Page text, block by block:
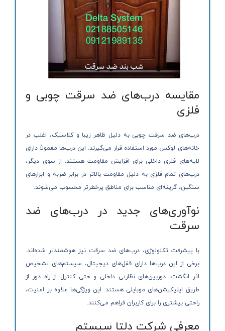
مقایسه درب‌های ضد سرقت چوبی و
فلزی
درب‌های ضد سرقت چوبی به دلیل ظاهر زیبا و کلاسیک، اغلب در
خانه‌های لوکس مورد استفاده قرار می‌گیرند. این درب‌ها معمولاً دارای
لایه‌های فلزی داخلی برای افزایش مقاومت هستند. از سوی دیگر،
درب‌های تمام فلزی به دلیل مقاومت بالاتر در برابر ضربه و ابزارهای
سنگین، گزینه‌ای مناسب برای مناطق پرخطرتر محسوب می‌شوند.
نوآوری‌های جدید در درب‌های ضد
سرقت
با پیشرفت تکنولوژی، درب‌های ضد سرقت نیز هوشمندتر شده‌اند.
برخی از این درب‌ها دارای قفل‌های دیجیتال، سیستم‌های تشخیص
اثر انگشت، دوربین‌های نظارتی داخلی و حتی کنترل از راه دور از
طریق اپلیکیشن‌های موبایلی هستند. این ویژگی‌ها علاوه بر امنیت،
راحتی بیشتری را برای کاربران فراهم می‌کنند.
معرفی شرکت دلتا سیستم